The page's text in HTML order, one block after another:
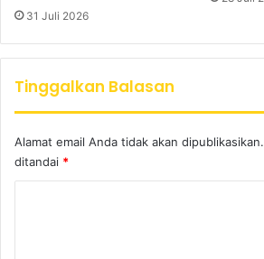
31 Juli 2026
Tinggalkan Balasan
Alamat email Anda tidak akan dipublikasikan.
ditandai *